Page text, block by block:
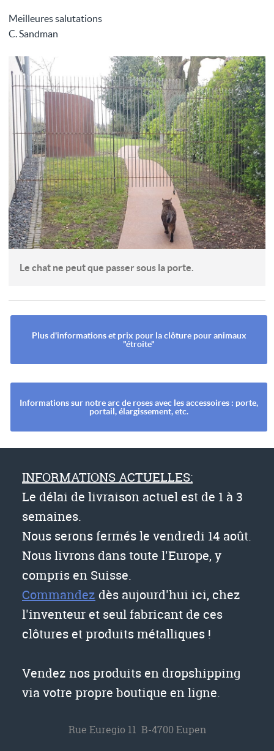
Meilleures salutations
C. Sandman
Le chat ne peut que passer sous la porte.
Plus d'informations et prix pour la clôture pour animaux
"étroite"
Informations sur notre arc de roses avec les accessoires : porte,
portail, élargissement, etc.
INFORMATIONS ACTUELLES:
Le délai de livraison actuel est de 1 à 3
semaines.
Nous serons fermés le vendredi 14 août.
Nous livrons dans toute l'Europe, y
compris en Suisse.
Commandez dès aujourd'hui ici, chez
l'inventeur et seul fabricant de ces
clôtures et produits métalliques !
Vendez nos produits en dropshipping
via votre propre boutique en ligne.
Rue Euregio 11 B-4700 Eupen